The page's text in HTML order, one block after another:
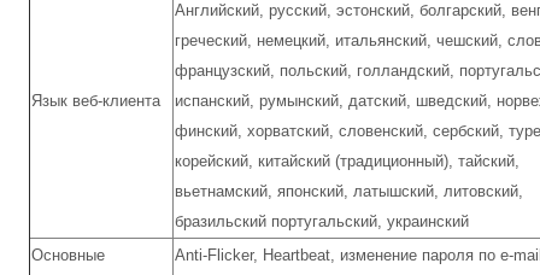
Язык веб-клиента
Английский, русский, эстонский, болгарский,
греческий, немецкий, итальянский, чешский,
французский, польский, голландский,
испанский, румынский, датский, шведский,
финский, хорватский, словенский, сербский,
корейский, китайский (традиционный), тайский,
вьетнамский, японский, латышский, литовский,
бразильский португальский, украинский
Основные
Anti-Flicker, Heartbeat, изменение пароля по e-